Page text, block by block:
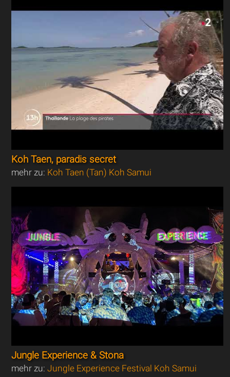
Koh Taen, paradis secret
mehr zu: Koh Taen (Tan) Koh Samui
Jungle Experience & Stona
mehr zu:Jungle Experience Festival Koh Samui